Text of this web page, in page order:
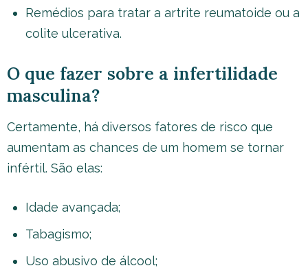
Remédios para tratar a artrite reumatoide ou a
colite ulcerativa.
O que fazer sobre a infertilidade
masculina?
Certamente, há diversos fatores de risco que
aumentam as chances de um homem se tornar
infértil. São elas:
Idade avançada;
Tabagismo;
Uso abusivo de álcool;